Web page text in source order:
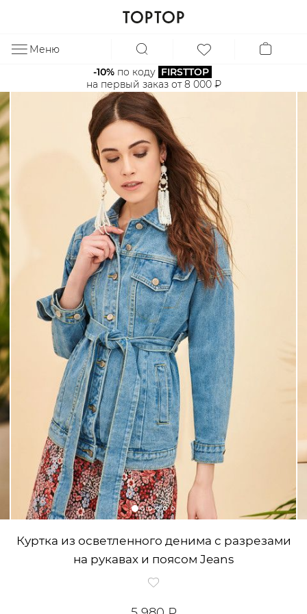
Меню
-10% по коду FIRSTTOP
на первый заказ от 8 000 ₽
Куртка из осветленного денима с разрезами
на рукавах и поясом Jeans